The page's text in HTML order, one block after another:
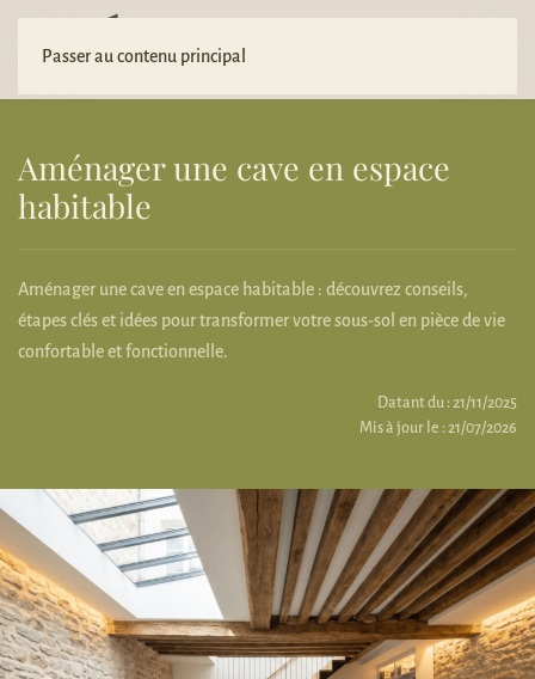
Passer au contenu principal
Aménager une cave en espace
habitable
Aménager une cave en espace habitable : découvrez conseils,
étapes clés et idées pour transformer votre sous-sol en pièce de vie
confortable et fonctionnelle.
Datant du : 21/11/2025
Mis à jour le : 21/07/2026